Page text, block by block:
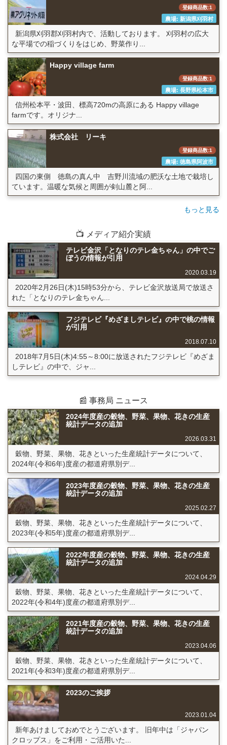
登録商品数:1
農場: 新潟県刈羽村
新潟県刈羽郡刈羽村内で、活動しております。 刈羽村の広大
な平場での稲づくりをはじめ、野菜作り...
Happy village farm
登録商品数:1
農場: 長野県松本市
信州松本平・波田、標高720mの高原にある Happy village
farmです。オリジナ...
株式会社 リーキ
登録商品数:1
農場: 徳島県阿波市
四国の東側 徳島の真ん中 吉野川流域の肥沃な土地で栽培し
ています。温暖な気候と周囲が剣山麓と阿...
もっと見る
📺 メディア紹介実績
テレビ金沢「となりのテレ金ちゃん」の中でご
ぼうの情報が引用
2020.03.19
2020年2月26日(木)15時53分から、テレビ金沢放送局で放送さ
れた「となりのテレ金ちゃん...
フジテレビ『めざましテレビ』の中で桃の情報
が引用
2018.07.10
2018年7月5日(木)4:55～8:00に放送されたフジテレビ『めざま
しテレビ』の中で、ジャ...
📰 事務局 ニュース
2024年度産の穀物、野菜、果物、花きの生産
統計データの追加
2026.03.31
穀物、野菜、果物、花きといった生産統計データについて、
2024年(令和6年)度産の都道府県別デ...
2023年度産の穀物、野菜、果物、花きの生産
統計データの追加
2025.02.27
穀物、野菜、果物、花きといった生産統計データについて、
2023年(令和5年)度産の都道府県別デ...
2022年度産の穀物、野菜、果物、花きの生産
統計データの追加
2024.04.29
穀物、野菜、果物、花きといった生産統計データについて、
2022年(令和4年)度産の都道府県別デ...
2021年度産の穀物、野菜、果物、花きの生産
統計データの追加
2023.04.06
穀物、野菜、果物、花きといった生産統計データについて、
2021年(令和3年)度産の都道府県別デ...
2023のご挨拶
2023.01.04
新年あけましておめでとうございます。 旧年中は「ジャパン
クロップス」をご利用・ご活用いた...